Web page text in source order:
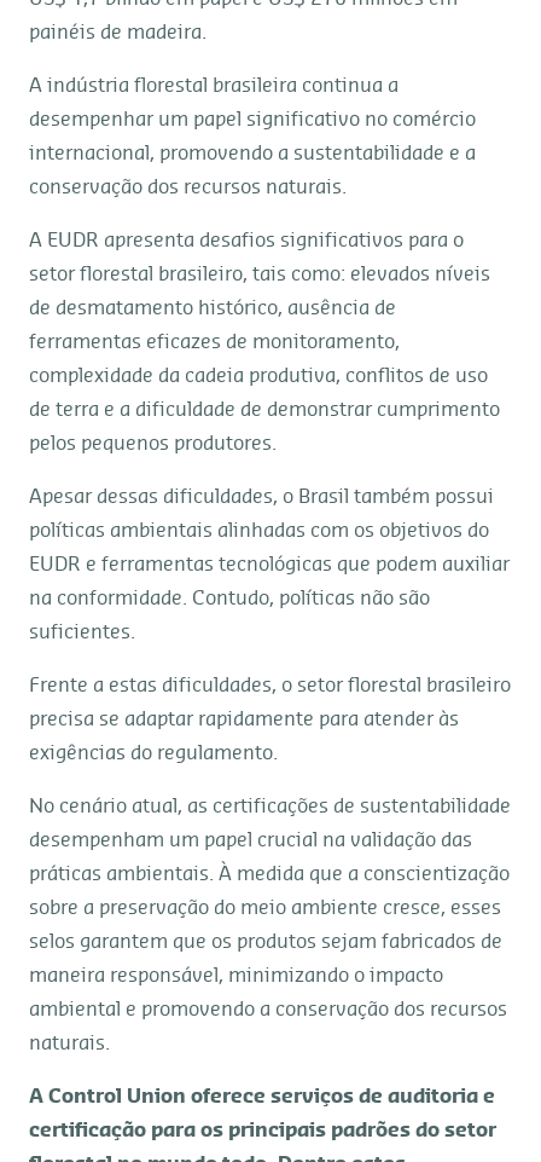
painéis de madeira.
A indústria florestal brasileira continua a
desempenhar um papel significativo no comércio
internacional, promovendo a sustentabilidade e a
conservação dos recursos naturais.
A EUDR apresenta desafios significativos para o
setor florestal brasileiro, tais como: elevados níveis
de desmatamento histórico, ausência de
ferramentas eficazes de monitoramento,
complexidade da cadeia produtiva, conflitos de uso
de terra e a dificuldade de demonstrar cumprimento
pelos pequenos produtores.
Apesar dessas dificuldades, o Brasil também possui
políticas ambientais alinhadas com os objetivos do
EUDR e ferramentas tecnológicas que podem auxiliar
na conformidade. Contudo, políticas não são
suficientes.
Frente a estas dificuldades, o setor florestal brasileiro
precisa se adaptar rapidamente para atender às
exigências do regulamento.
No cenário atual, as certificações de sustentabilidade
desempenham um papel crucial na validação das
práticas ambientais. À medida que a conscientização
sobre a preservação do meio ambiente cresce, esses
selos garantem que os produtos sejam fabricados de
maneira responsável, minimizando o impacto
ambiental e promovendo a conservação dos recursos
naturais.
A Control Union oferece serviços de auditoria e
certificação para os principais padrões do setor